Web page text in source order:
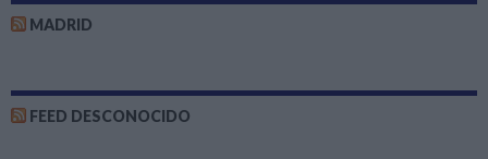
MADRID
FEED DESCONOCIDO